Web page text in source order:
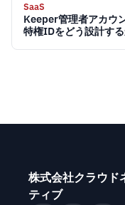
SaaS
Keeper管理者アカウ
特権IDをどう設計す
株式会社クラウド
ティブ